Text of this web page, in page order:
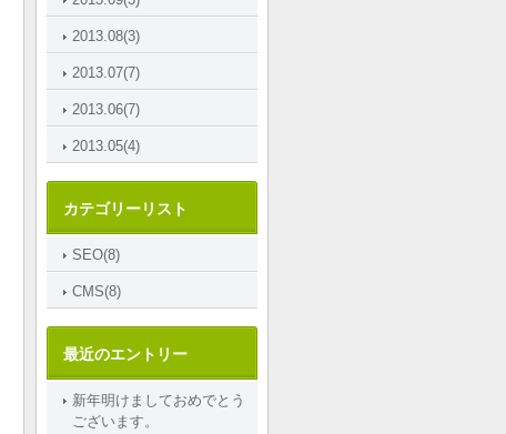
2013.08(3)
2013.07(7)
2013.06(7)
2013.05(4)
カテゴリーリスト
SEO(8)
CMS(8)
最近のエントリー
新年明けましておめでとう
ございます。